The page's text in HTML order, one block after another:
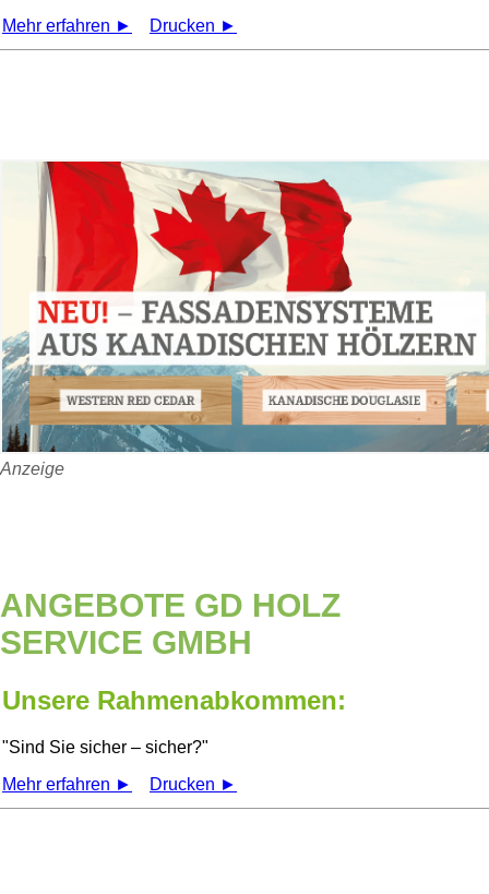
Mehr erfahren ►
Drucken ►
Anzeige
ANGEBOTE GD HOLZ
SERVICE GMBH
Unsere Rahmenabkommen:
Sind Sie sicher – sicher?
Mehr erfahren ►
Drucken ►